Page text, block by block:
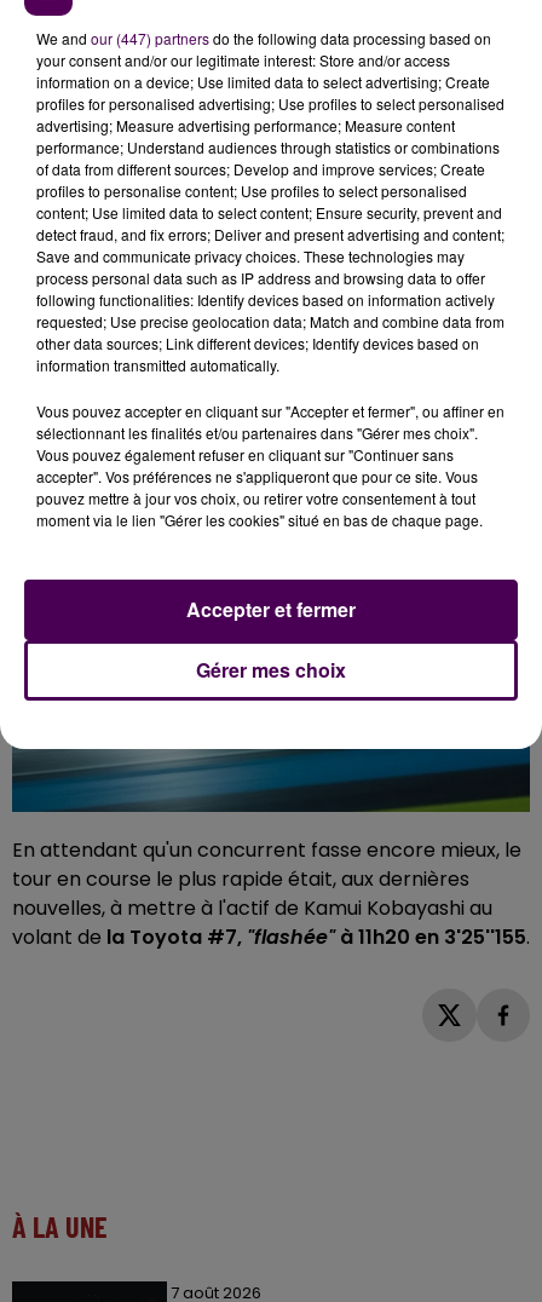
L'autre coup dur dans la catégorie-reine, c'est
l'abandon de la Ferrari 50: alors que la course était
neutralisée et au ralenti, sous"safety car", suite à une
sortie de piste de la Porsche #91 d'Ayhancan Güven -
en"LMGT3"-, on a vu Miguel Molina, au volant, s'arrêter
vers 10h20 au niveau du virage du Tertre-Rouge puis
sortir de l'habitacle après que les commissaires aient
poussé sa voiture derrière les rails de sécurité. A moins
de cinq heures de l'arrivée, Cadillac et Ferrari ayant
donc perdu l'une de leurs montures, chacune des
grandes marques engagées en"Hypercar"disposait
de deux véhicules : les BMW #15 et #20, les Toyota #7
et #8, les Cadillac #12 et #101, les Ferrari #51 et #83,
les Alpine #35 et #36, les Peugeot #94 et #95 et les
Genesis #17 et #19.
En attendant qu'un concurrent fasse encore mieux, le
tour en course le plus rapide était, aux dernières
nouvelles, à mettre à l'actif de Kamui Kobayashi au
volant de la Toyota #7, "flashée"à 11h20 en 3'25''155.
À LA UNE
7 août 2026
We and our (447) partnersdo the following data processing based on
your consent and/or our legitimate interest: Store and/or access
information on a device; Use limited data to select advertising; Create
profiles for personalised advertising; Use profiles to select personalised
advertising; Measure advertising performance; Measure content
performance; Understand audiences through statistics or combinations
of data from different sources; Develop and improve services; Create
profiles to personalise content; Use profiles to select personalised
content; Use limited data to select content; Ensure security, prevent and
detect fraud, and fix errors; Deliver and present advertising and content;
Save and communicate privacy choices. These technologies may
process personal data such as IP address and browsing data to offer
following functionalities: Identify devices based on information actively
requested; Use precise geolocation data; Match and combine data from
other data sources; Link different devices; Identify devices based on
information transmitted automatically.
Vous pouvez accepter en cliquant sur "Accepter et fermer", ou affiner en
sélectionnant les finalités et/ou partenaires dans "Gérer mes choix".
Vous pouvez également refuser en cliquant sur "Continuer sans
accepter". Vos préférences ne s'appliqueront que pour ce site. Vous
pouvez mettre à jour vos choix, ou retirer votre consentement à tout
moment via le lien "Gérer les cookies" situé en bas de chaque page.
Gérer mes choix
Accepter et fermer